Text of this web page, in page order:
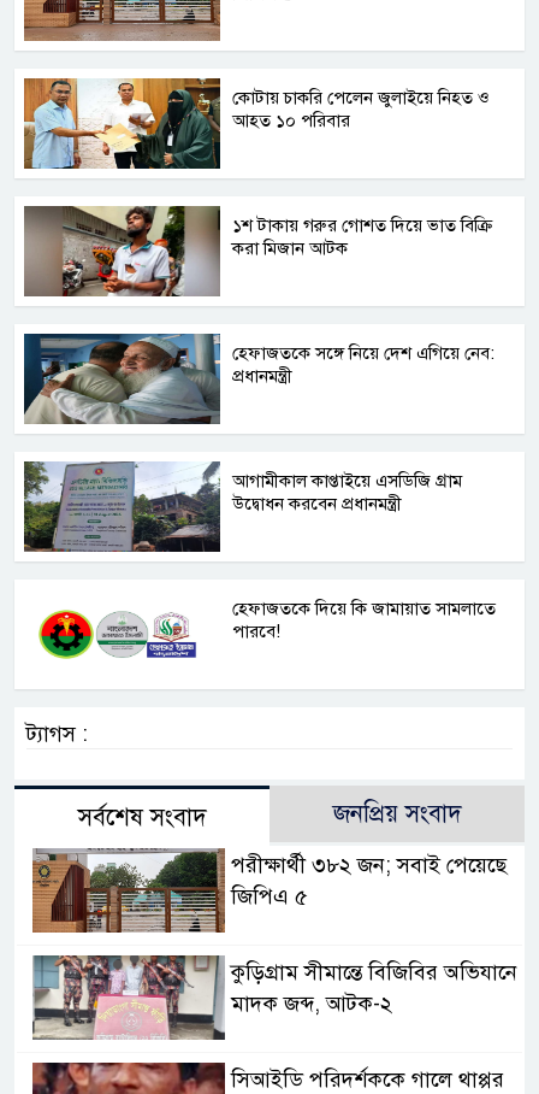
কোটায় চাকরি পেলেন জুলাইয়ে নিহত ও
আহত ১০ পরিবার
১শ টাকায় গরুর গোশত দিয়ে ভাত বিক্রি
করা মিজান আটক
হেফাজতকে সঙ্গে নিয়ে দেশ এগিয়ে নেব:
প্রধানমন্ত্রী
আগামীকাল কাপ্তাইয়ে এসডিজি গ্রাম
উদ্বোধন করবেন প্রধানমন্ত্রী
হেফাজতকে দিয়ে কি জামায়াত সামলাতে
পারবে!
ট্যাগস :
সর্বশেষ সংবাদ জনপ্রিয় সংবাদ
পরীক্ষার্থী ৩৮২ জন; সবাই পেয়েছে
জিপিএ ৫
কুড়িগ্রাম সীমান্তে বিজিবির অভিযানে
মাদক জব্দ, আটক-২
সিআইডি পরিদর্শককে গালে থাপ্পর